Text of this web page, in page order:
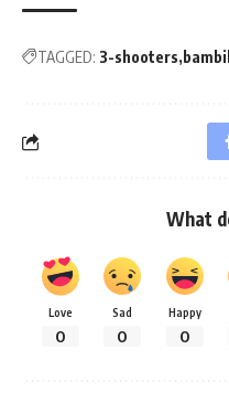
TAGGED: 3-shooters
What
Love
0
Sad
0
Happy
0